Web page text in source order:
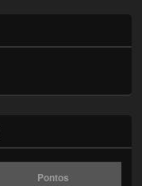
Pontos